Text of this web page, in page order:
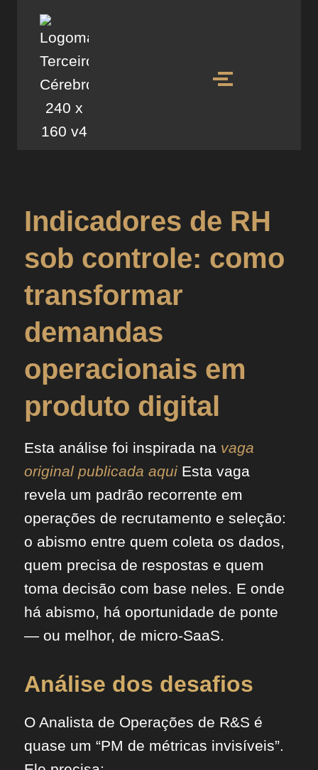
Indicadores de RH
sob controle: como
transformar
demandas
operacionais em
produto digital
Esta análise foi inspirada na vaga
original publicada aqui Esta vaga
revela um padrão recorrente em
operações de recrutamento e seleção:
o abismo entre quem coleta os dados,
quem precisa de respostas e quem
toma decisão com base neles. E onde
há abismo, há oportunidade de ponte
— ou melhor, de micro-SaaS.
Análise dos desafios
O Analista de Operações de R&S é
quase um “PM de métricas invisíveis”.